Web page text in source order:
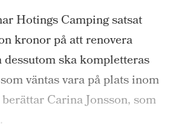
Hotings Camping satsat
kronor på att renovera
ska kompletteras
väntas vara på plats inom
Carina Jonsson, som